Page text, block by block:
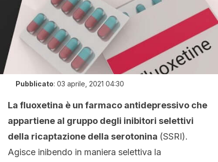
Pubblicato: 03 aprile, 2021 04:30
La fluoxetina è un farmaco antidepressivo che
appartiene al gruppo degli inibitori selettivi
della ricaptazione della serotonina (SSRI).
Agisce inibendo in maniera selettiva la